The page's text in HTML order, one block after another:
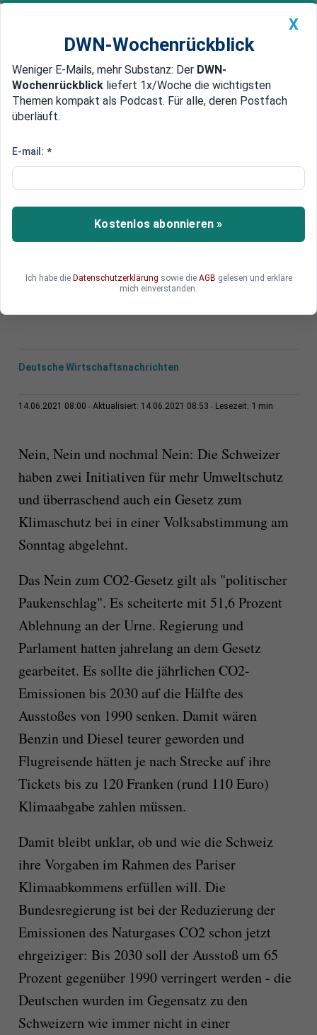
Newsticker MEIN DWN: Geldanlage Premium
Edelmetalle DWN-Magazin China
Politischer Paukenschlag:
Sondersteuern in
Volksabstimmung ab
drei Volksabstimmungen gilt als massiver
Deutsche Wirtschaftsnachrichten
14.06.2021 08:00 Aktualisiert: 14.06.2021 08:53 Lesezeit: 1 min
Nein, Nein und nochmal Nein: Die Schweizer
haben zwei Initiativen für mehr Umweltschutz
und überraschend auch ein Gesetz zum
Klimaschutz bei in einer Volksabstimmung am
Sonntag abgelehnt.
Das Nein zum CO2-Gesetz gilt als "politischer
Paukenschlag". Es scheiterte mit 51,6 Prozent
Ablehnung an der Urne. Regierung und
Parlament hatten jahrelang an dem Gesetz
gearbeitet. Es sollte die jährlichen CO2-
Emissionen bis 2030 auf die Hälfte des
Ausstoßes von 1990 senken. Damit wären
Benzin und Diesel teurer geworden und
Flugreisende hätten je nach Strecke auf ihre
Tickets bis zu 120 Franken (rund 110 Euro)
Klimaabgabe zahlen müssen.
Damit bleibt unklar, ob und wie die Schweiz
ihre Vorgaben im Rahmen des Pariser
Klimaabkommens erfüllen will. Die
Bundesregierung ist bei der Reduzierung der
Emissionen des Naturgases CO2 schon jetzt
ehrgeiziger: Bis 2030 soll der Ausstoß um 65
Prozent gegenüber 1990 verringert werden - die
Deutschen wurden im Gegensatz zu den
Schweizern wie immer nicht in einer
X
DWN-Wochenrückblick
Weniger E-Mails, mehr Substanz: Der DWN-
Wochenrückblick liefert 1x/Woche die wichtigsten
Themen kompakt als Podcast. Für alle, deren Postfach
überläuft.
E-mail: *
Kostenlos abonnieren »
Ich habe die Datenschutzerklärung sowie die AGB gelesen und erkläre
mich einverstanden.